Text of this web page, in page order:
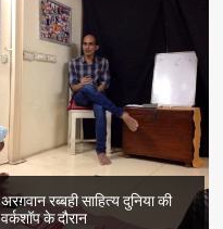
अरग़वान रब्बही साहित्य दुनिया की
वर्कशॉप के दौरान